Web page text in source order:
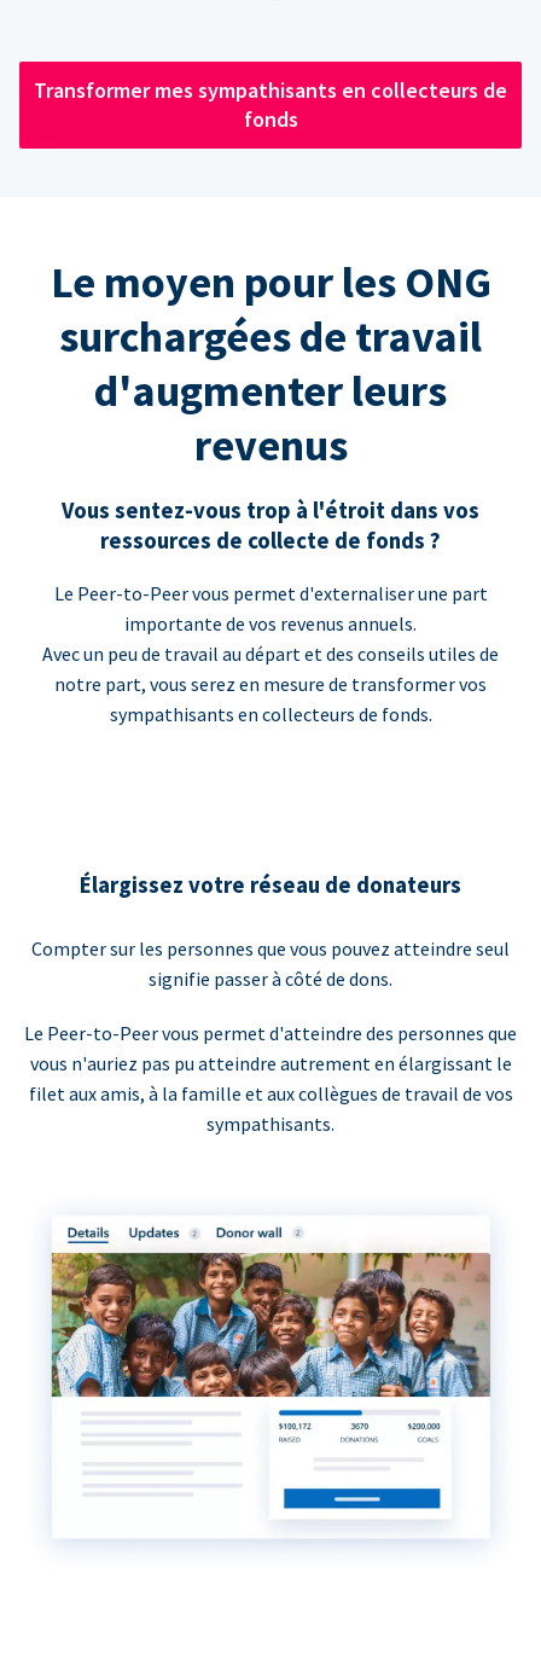
Transformer mes sympathisants en collecteurs de
fonds
Le moyen pour les ONG
surchargées de travail
d'augmenter leurs
revenus
Vous sentez-vous trop à l'étroit dans vos
ressources de collecte de fonds ?
Le Peer-to-Peer vous permet d'externaliser une part
importante de vos revenus annuels.
Avec un peu de travail au départ et des conseils utiles de
notre part, vous serez en mesure de transformer vos
sympathisants en collecteurs de fonds.
Élargissez votre réseau de donateurs
Compter sur les personnes que vous pouvez atteindre seul
signifie passer à côté de dons.
Le Peer-to-Peer vous permet d'atteindre des personnes que
vous n'auriez pas pu atteindre autrement en élargissant le
filet aux amis, à la famille et aux collègues de travail de vos
sympathisants.